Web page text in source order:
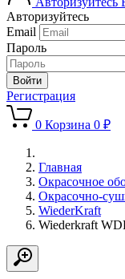
Авторизуйтесь
Email
Пароль
Регистрация
0 Корзина 0 ₽
Главная
Окрасочное
Окрасочно-
WiederKraft
Wiederkraft